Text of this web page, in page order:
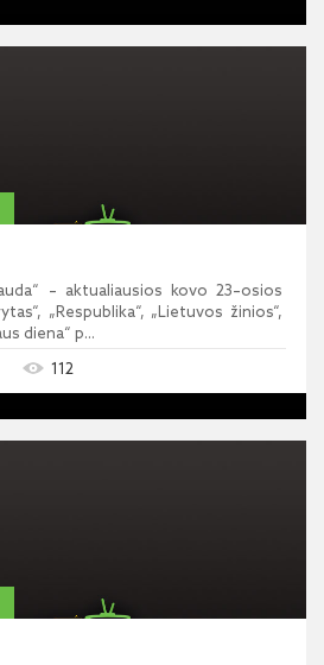
– aktualiausios kovo 23–osios
„Respublika“, „Lietuvos žinios“,
diena“ p...
112